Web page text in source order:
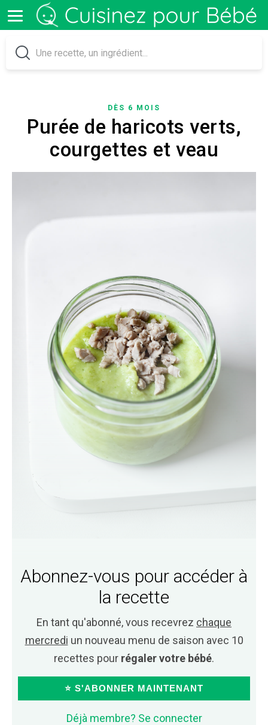
DÈS 6 MOIS
Purée de haricots verts,
courgettes et veau
Abonnez-vous pour accéder à
la recette
En tant qu'abonné, vous recevrez chaque
mercredi un nouveau menu de saison avec 10
recettes pour régaler votre bébé.
⭐ S'ABONNER MAINTENANT
Déjà membre? Se connecter